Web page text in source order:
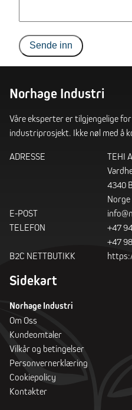
Norhage Industri
Våre eksperter er tilgjengelige
industriprosjekt. Ikke nøl med å
ADRESSE
TEHI
4340
Norge
E-POST
TELEFON
+47
+47
B2C NETTBUTIKK
Sidekart
Norhage Industri
Om Oss
Kundeomtaler
Vilkår og betingelser
Personvernerklæring
Cookiepolicy
Kontakter